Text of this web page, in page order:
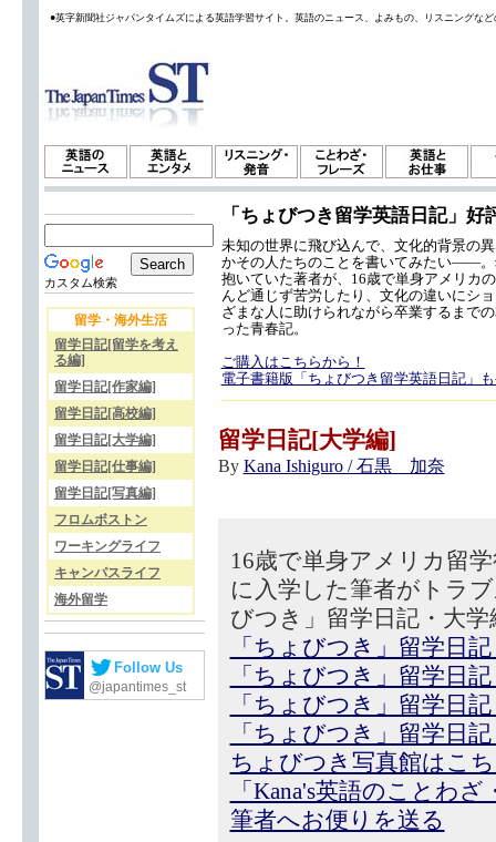
●英字新聞社ジャパンタイムズによる英語学習サイト。英語のニュース、よみもの、リスニングな
カスタム検索
留学・海外生活
留学日記[留学を考え
る編]
留学日記[作家編]
留学日記[高校編]
留学日記[大学編]
留学日記[仕事編]
留学日記[写真編]
フロムボストン
ワーキングライフ
キャンパスライフ
海外留学
Follow Us
@japantimes_st
「ちょびつき留学英語日記」好
未知の世界に飛び込んで、文化的背景の
かその人たちのことを書いてみたい——
抱いていた著者が、16歳で単身アメリカ
んど通じず苦労したり、文化の違いにシ
ざまな人に助けられながら卒業するまで
った青春記。
ご購入はこちらから！
電子書籍版「ちょびつき留学英語日記」
留学日記[大学編]
By Kana Ishiguro / 石黒 加奈
16歳で単身アメリカ留
に入学した筆者がトラ
びつき」留学日記・大学
「ちょびつき」留学日
「ちょびつき」留学日
「ちょびつき」留学日
「ちょびつき」留学日
ちょびつき写真館はこ
「Kana's英語のことわ
筆者へお便りを送る